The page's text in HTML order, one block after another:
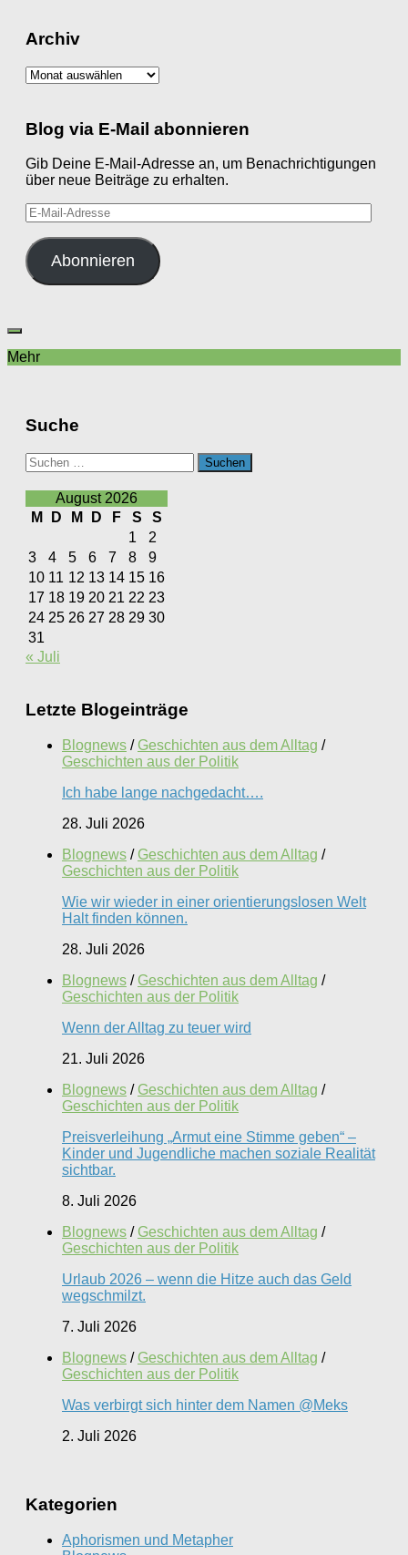
Archiv
Archiv
Blog via E-Mail abonnieren
Gib Deine E-Mail-Adresse an, um Benachrichtigungen
über neue Beiträge zu erhalten.
E-
Mail-
Adresse
Abonnieren
Mehr
Suche
Suchen
nach:
August 2026
M
D M D F S
S
1
2
3
4 5 6 7 8
9
10 11 12 13 14 15 16
17 18 19 20 21 22 23
24 25 26 27 28 29 30
31
« Juli
Letzte Blogeinträge
Blognews / Geschichten aus dem Alltag /
Geschichten aus der Politik
Ich habe lange nachgedacht….
28. Juli 2026
Blognews / Geschichten aus dem Alltag /
Geschichten aus der Politik
Wie wir wieder in einer orientierungslosen Welt
Halt finden können.
28. Juli 2026
Blognews / Geschichten aus dem Alltag /
Geschichten aus der Politik
Wenn der Alltag zu teuer wird
21. Juli 2026
Blognews / Geschichten aus dem Alltag /
Geschichten aus der Politik
Preisverleihung „Armut eine Stimme geben“ –
Kinder und Jugendliche machen soziale Realität
sichtbar.
8. Juli 2026
Blognews / Geschichten aus dem Alltag /
Geschichten aus der Politik
Urlaub 2026 – wenn die Hitze auch das Geld
wegschmilzt.
7. Juli 2026
Blognews / Geschichten aus dem Alltag /
Geschichten aus der Politik
Was verbirgt sich hinter dem Namen @Meks
2. Juli 2026
Kategorien
Aphorismen und Metapher